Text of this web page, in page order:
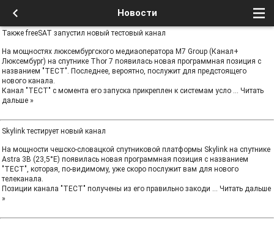
Новости
Также freeSAT запустил новый тестовый канал
На мощностях люксембургского медиаоператора M7 Group (Канал+
Люксембург) на спутнике Thor 7 появилась новая программная позиция с
названием "ТЕСТ". Последнее, вероятно, послужит для предстоящего
нового канала.
Канал "ТЕСТ" с момента его запуска прикреплен к системам усло ... Читать
дальше »
Skylink тестирует новый канал
На мощности чешско-словацкой спутниковой платформы Skylink на спутнике
Astra 3B (23,5°E) появилась новая программная позиция с названием
"ТЕСТ", которая, по-видимому, уже скоро послужит вам для нового
телеканала.
Позиции канала "ТЕСТ" получены из его правильно закоди ... Читать дальше
»